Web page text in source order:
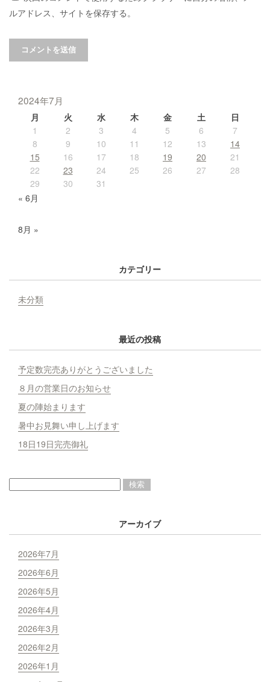
ルアドレス、サイトを保存する。
2024年7月
月 火 水 木 金 土
日
1
2 3 4 5 6
7
8
9 10 11 12 13
14
15
16 17 18 19 20
21
22
23 24 25 26 27
28
29
30
31
« 6月
8月 »
カテゴリー
未分類
最近の投稿
予定数完売ありがとうございました
８月の営業日のお知らせ
夏の陣始まります
暑中お見舞い申し上げます
18日19日完売御礼
アーカイブ
2026年7月
2026年6月
2026年5月
2026年4月
2026年3月
2026年2月
2026年1月